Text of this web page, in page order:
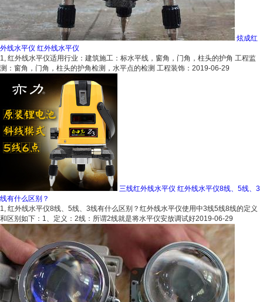
炫成红
外线水平仪 红外线水平仪
1, 红外线水平仪适用行业：建筑施工：标水平线，窗角，门角，柱头的护角 工程监
测：窗角，门角，柱头的护角检测，水平点的检测 工程装饰： 2019-06-29
三线红外线水平仪 红外线水平仪8线、5线、3
线有什么区别？
1, 红外线水平仪8线、5线、3线有什么区别？红外线水平仪使用中3线5线8线的定义
和区别如下：1、定义：2线：所谓2线就是将水平仪安放调试好2019-06-29